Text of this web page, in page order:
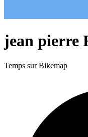
jean pierre
Temps sur Bikemap